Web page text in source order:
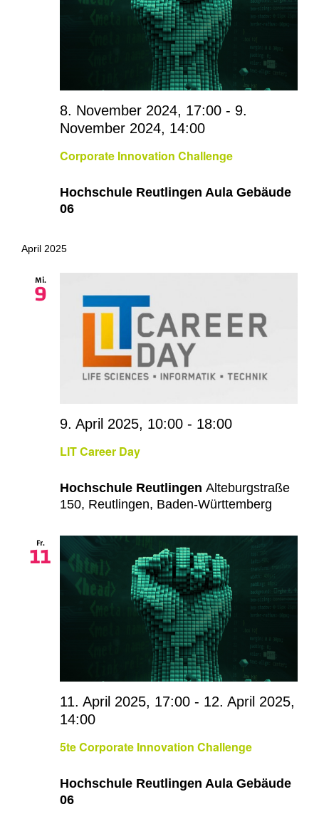
Corporate Innovation Challenge
8. November 2024, 17:00 - 9.
November 2024, 14:00
Hochschule Reutlingen Aula Gebäude
06
April 2025
Mi.
9
LIT Career Day
9. April 2025, 10:00 - 18:00
Hochschule Reutlingen Alteburgstraße
150, Reutlingen, Baden-Württemberg
Fr.
11
5te Corporate Innovation Challenge
11. April 2025, 17:00 - 12. April 2025,
14:00
Hochschule Reutlingen Aula Gebäude
06